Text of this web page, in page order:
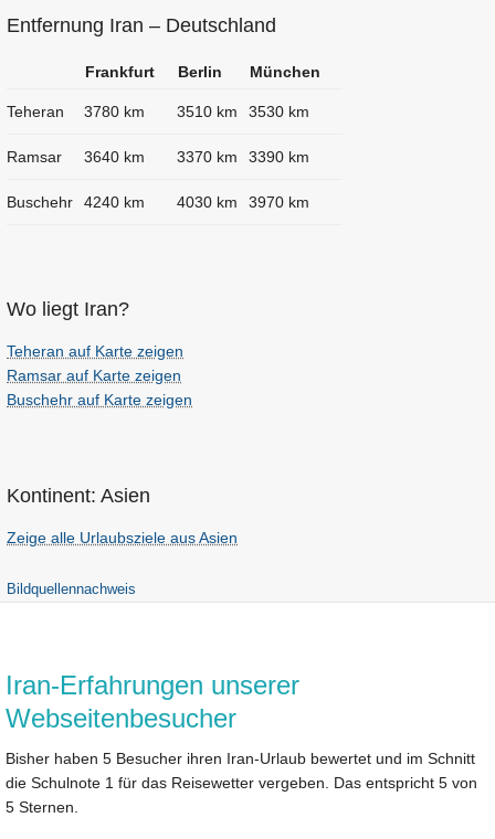
Entfernung Iran – Deutschland
Frankfurt Berlin München
Teheran 3780 km 3510 km 3530 km
Ramsar 3640 km 3370 km 3390 km
Buschehr 4240 km 4030 km 3970 km
Wo liegt Iran?
Teheran auf Karte zeigen
Ramsar auf Karte zeigen
Buschehr auf Karte zeigen
Kontinent: Asien
Zeige alle Urlaubsziele aus Asien
Bildquellennachweis
Iran-Erfahrungen unserer
Webseitenbesucher
Bisher haben 5 Besucher ihren Iran-Urlaub bewertet und im Schnitt
die Schulnote 1 für das Reisewetter vergeben. Das entspricht 5 von
5 Sternen.